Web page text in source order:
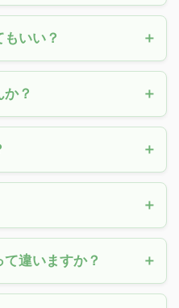
いい？
？
違いますか？